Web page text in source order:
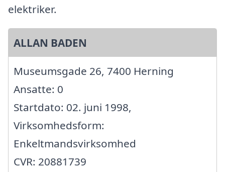
elektriker.
ALLAN BADEN
Museumsgade 26, 7400 Herning
Ansatte: 0
Startdato: 02. juni 1998,
Virksomhedsform:
Enkeltmandsvirksomhed
CVR: 20881739